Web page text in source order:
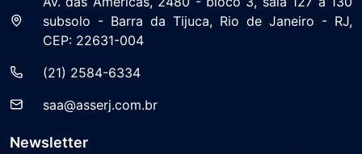
subsolo - Barra da Tijuca, Rio de Janeiro - RJ,
CEP: 22631-004
(21) 2584-6334
saa@asserj.com.br
Newsletter